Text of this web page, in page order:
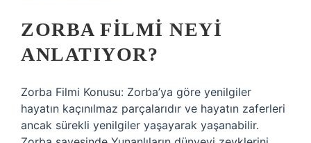
ZORBA FILMI NEYI
ANLATIYOR?
Zorba Filmi Konusu: Zorba’ya göre yenilgiler
hayatın kaçınılmaz parçalarıdır ve hayatın zaferleri
ancak sürekli yenilgiler yaşayarak yaşanabilir.